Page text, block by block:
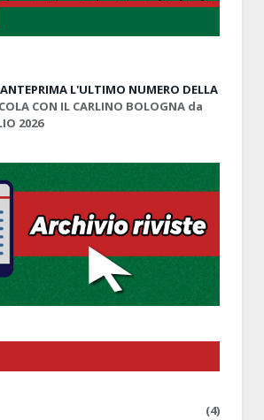
L'ULTIMO NUMERO DELLA
CON IL CARLINO BOLOGNA da
2026
(4)